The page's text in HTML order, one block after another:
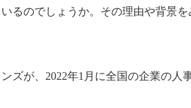
るのでしょうか。その理由や背景を
が、2022年1月に全国の企業の人